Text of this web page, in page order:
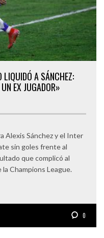
LIQUIDÓ A SÁNCHEZ:
EX JUGADOR»
Alexis Sánchez y el Inter
sin goles frente al
que complicó al
Champions League.
0